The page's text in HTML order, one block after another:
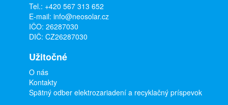
Tel.: +420 567 313 652
E-mail: info@neosolar.cz
IČO: 26287030
DIČ: CZ26287030
Užitočné
O nás
Kontakty
Spätný odber elektrozariadení a recyklačný príspevok